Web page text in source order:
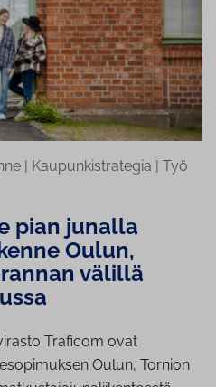
| Kaupunkistrategia | Työ
pian junalla
Oulun,
välillä
Traficom ovat
Oulun, Tornion